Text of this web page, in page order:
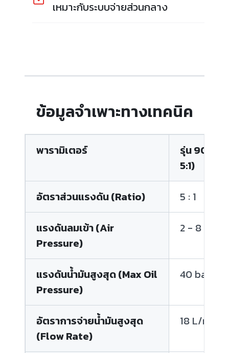
เหมาะกับระบบจ่ายส่วนกลาง
ข้อมูลจำเพาะทางเทคนิค
พารามิเตอร์
รุ่น 905 (อั
5:1)
อัตราส่วนแรงดัน (Ratio) 5 : 1
แรงดันลมเข้า (Air
Pressure)
2 - 8 bar
แรงดันน้ำมันสูงสุด (Max Oil
Pressure)
40 bar
อัตราการจ่ายน้ำมันสูงสุด
(Flow Rate)
18 L/min